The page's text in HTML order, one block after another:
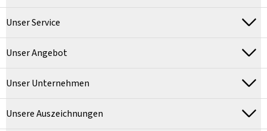
Unser Service
Unser Angebot
Unser Unternehmen
Unsere Auszeichnungen